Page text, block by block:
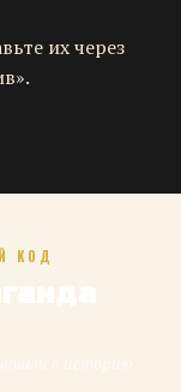
их через
КОД